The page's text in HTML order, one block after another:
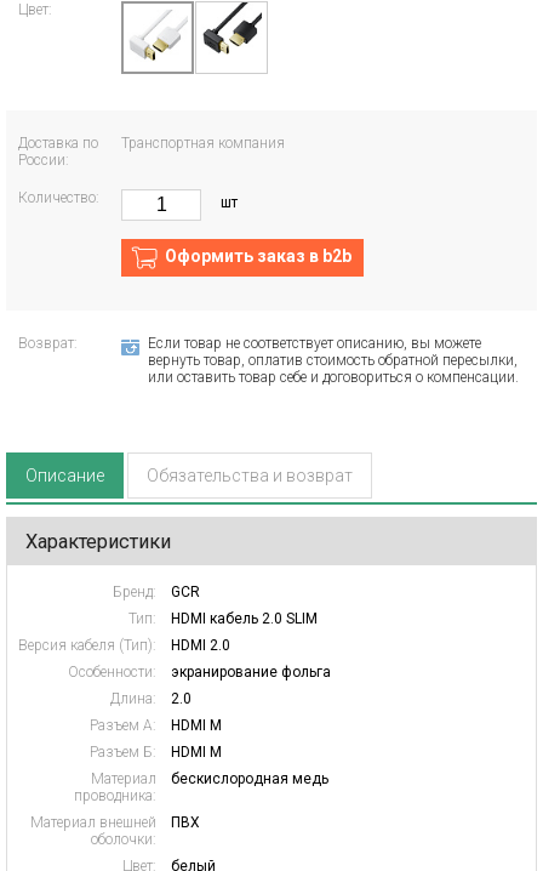
Цвет:
Доставка по
России:
Транспортная компания
Количество: шт
Оформить заказ в b2b
Возврат:
Если товар не соответствует описанию, вы можете
вернуть товар, оплатив стоимость обратной пересылки,
или оставить товар себе и договориться о компенсации.
Описание Обязательства и возврат
Характеристики
Бренд:
GCR
Тип:
HDMI кабель 2.0 SLIM
Версия кабеля (Тип):
HDMI 2.0
Особенности:
экранирование фольга
Длина:
2.0
Разъем А:
HDMI M
Разъем Б:
HDMI M
Материал
проводника:
бескислородная медь
Материал внешней
оболочки:
ПВХ
Цвет:
белый